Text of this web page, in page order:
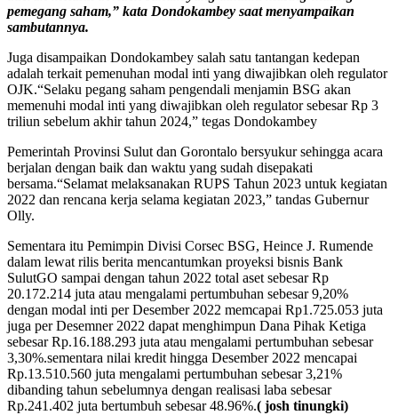
pemegang saham,” kata Dondokambey saat menyampaikan
sambutannya.
Juga disampaikan Dondokambey salah satu tantangan kedepan
adalah terkait pemenuhan modal inti yang diwajibkan oleh regulator
OJK.“Selaku pegang saham pengendali menjamin BSG akan
memenuhi modal inti yang diwajibkan oleh regulator sebesar Rp 3
triliun sebelum akhir tahun 2024,” tegas Dondokambey
Pemerintah Provinsi Sulut dan Gorontalo bersyukur sehingga acara
berjalan dengan baik dan waktu yang sudah disepakati
bersama.“Selamat melaksanakan RUPS Tahun 2023 untuk kegiatan
2022 dan rencana kerja selama kegiatan 2023,” tandas Gubernur
Olly.
Sementara itu Pemimpin Divisi Corsec BSG, Heince J. Rumende
dalam lewat rilis berita mencantumkan proyeksi bisnis Bank
SulutGO sampai dengan tahun 2022 total aset sebesar Rp
20.172.214 juta atau mengalami pertumbuhan sebesar 9,20%
dengan modal inti per Desember 2022 memcapai Rp1.725.053 juta
juga per Desemner 2022 dapat menghimpun Dana Pihak Ketiga
sebesar Rp.16.188.293 juta atau mengalami pertumbuhan sebesar
3,30%.sementara nilai kredit hingga Desember 2022 mencapai
Rp.13.510.560 juta mengalami pertumbuhan sebesar 3,21%
dibanding tahun sebelumnya dengan realisasi laba sebesar
Rp.241.402 juta bertumbuh sebesar 48.96%.( josh tinungki)